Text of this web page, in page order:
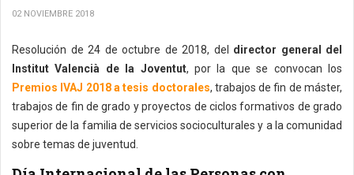
02 NOVIEMBRE 2018
Resolución de 24 de octubre de 2018, del director general del
Institut Valencià de la Joventut, por la que se convocan los
Premios IVAJ 2018 a tesis doctorales, trabajos de fin de máster,
trabajos de fin de grado y proyectos de ciclos formativos de grado
superior de la familia de servicios socioculturales y a la comunidad
sobre temas de juventud.